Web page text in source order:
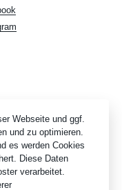
Webseite und ggf.
und zu optimieren.
es werden Cookies
Diese Daten
verarbeitet.